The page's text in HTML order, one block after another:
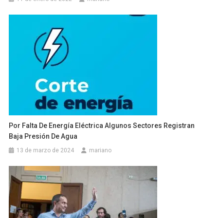
Por Falta De Energía Eléctrica Algunos Sectores Registran
Baja Presión De Agua
13 de marzo de 2024 mariano